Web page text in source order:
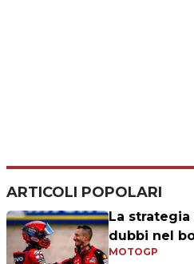
ARTICOLI POPOLARI
La
dubbi nel
MOTOGP